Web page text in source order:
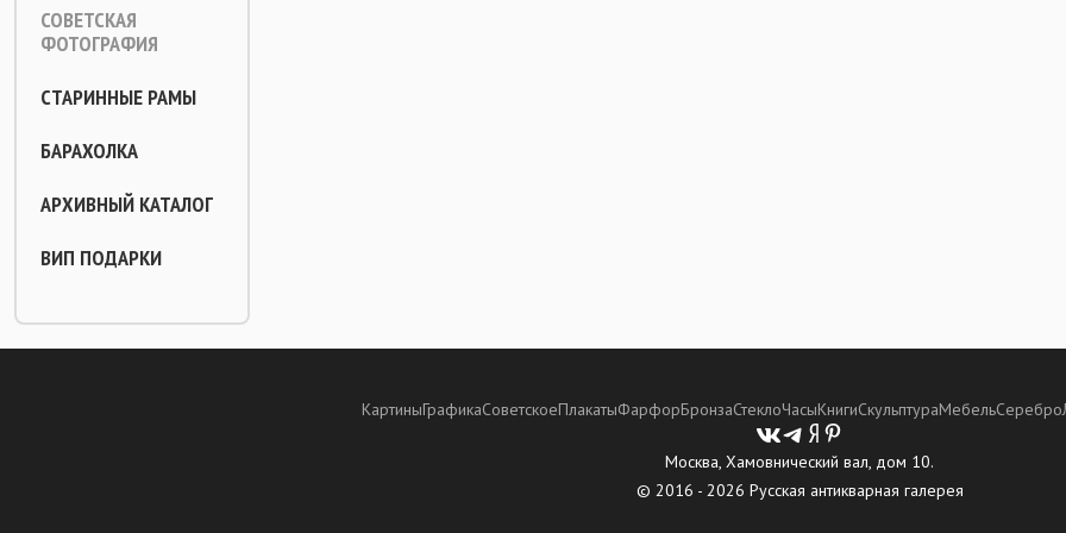
СОВЕТСКАЯ
ФОТОГРАФИЯ
СТАРИННЫЕ РАМЫ
БАРАХОЛКА
АРХИВНЫЙ КАТАЛОГ
ВИП ПОДАРКИ
КартиныГрафикаСоветскоеПлакатыФарфорБронзаСтеклоЧасыКнигиСкульптураМебельСеребро
Москва, Хамовнический вал, дом 10.
© 2016 - 2026 Русская антикварная галерея